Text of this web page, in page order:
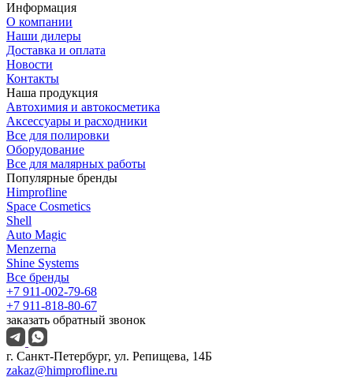
Информация
О компании
Наши дилеры
Доставка и оплата
Новости
Контакты
Наша продукция
Автохимия и автокосметика
Аксессуары и расходники
Все для полировки
Оборудование
Все для малярных работы
Популярные бренды
Himprofline
Space Cosmetics
Shell
Auto Magic
Menzerna
Shine Systems
Все бренды
+7 911-002-79-68
+7 911-818-80-67
заказать обратный звонок
г. Санкт-Петербург, ул. Репищева, 14Б
zakaz@himprofline.ru